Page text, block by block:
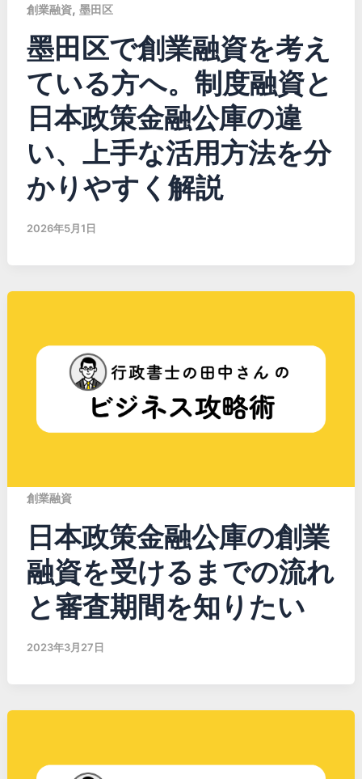
創業融資, 墨田区
墨田区で創業融資を考え
ている方へ。制度融資と
日本政策金融公庫の違
い、上手な活用方法を分
かりやすく解説
2026年5月1日
創業融資
日本政策金融公庫の創業
融資を受けるまでの流れ
と審査期間を知りたい
2023年3月27日